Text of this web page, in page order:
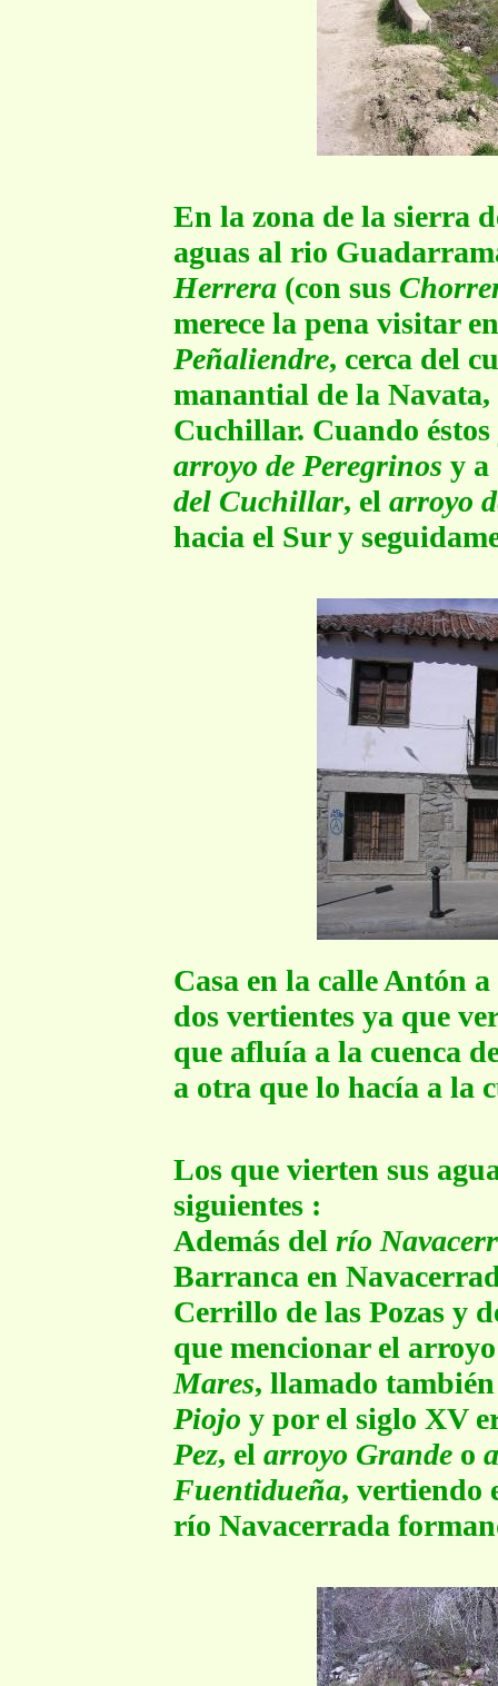
En la zona de la sierra
aguas al rio
Herrera (con sus
merece la pena visitar
Peñaliendre, cerca del
manantial de la
Cuchillar. Cuando
arroyo de Peregrinos y a
del Cuchillar, el arroyo
hacia el Sur y
Casa en la calle Antón
dos vertientes ya que
que afluía a la cuenca
a otra que lo hacía a la
Los que vierten sus
siguientes :
Además del río
Barranca en
Cerrillo de las Pozas y
que mencionar el
Mares, llamado
Piojo y por el siglo XV
Pez, el arroyo Grande o
Fuentidueña, vertiendo
río Navacerrada